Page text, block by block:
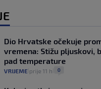
Dio Hrvatske očekuje
vremena: Stižu pljuskovi,
pad temperature
VRIJEME prije 11 h 0